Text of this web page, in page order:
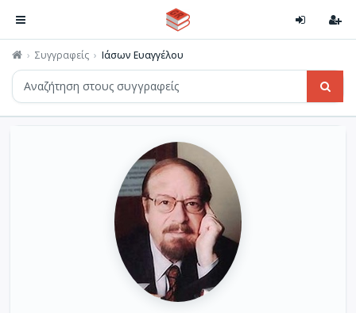
Συγγραφείς Ιάσων Ευαγγέλου